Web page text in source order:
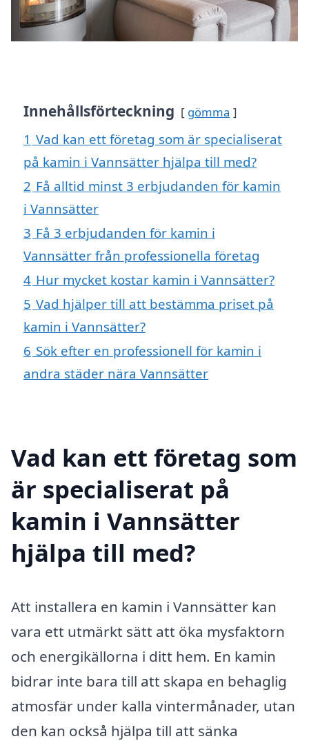
Innehållsförteckning gömma
1 Vad kan ett företag som är specialiserat
på kamin i Vannsätter hjälpa till med?
2 Få alltid minst 3 erbjudanden för kamin
i Vannsätter
3 Få 3 erbjudanden för kamin i
Vannsätter från professionella företag
4 Hur mycket kostar kamin i Vannsätter?
5 Vad hjälper till att bestämma priset på
kamin i Vannsätter?
6 Sök efter en professionell för kamin i
andra städer nära Vannsätter
Vad kan ett företag som
är specialiserat på
kamin i Vannsätter
hjälpa till med?
Att installera en kamin i Vannsätter kan
vara ett utmärkt sätt att öka mysfaktorn
och energikällorna i ditt hem. En kamin
bidrar inte bara till att skapa en behaglig
atmosfär under kalla vintermånader, utan
den kan också hjälpa till att sänka